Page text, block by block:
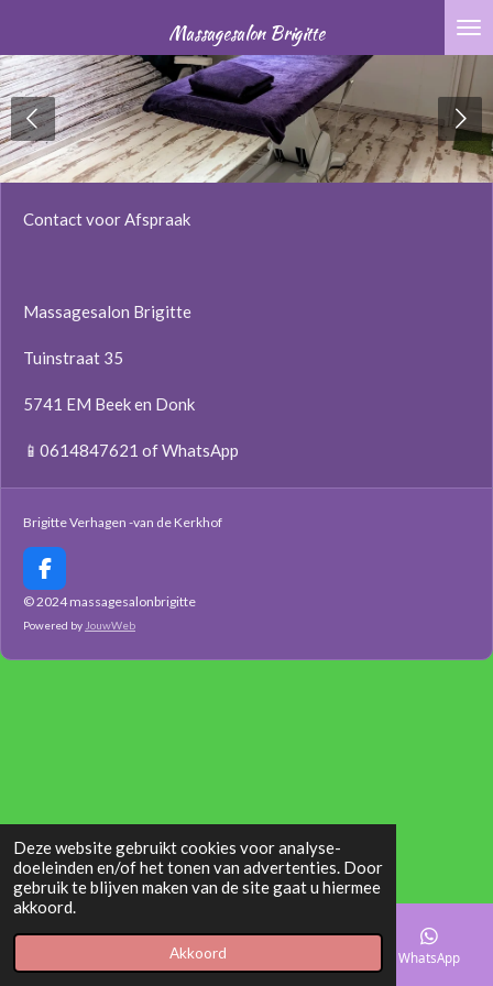
Deze website gebruikt cookies voor analyse-
doeleinden en/of het tonen van advertenties. Door
gebruik te blijven maken van de site gaat u hiermee
akkoord.
Akkoord
direct
naar
de
hoofdinhoud
Massagesalon Brigitte
Contact voor Afspraak
Massagesalon Brigitte
Tuinstraat 35
5741 EM Beek en Donk
📱0614847621 of WhatsApp
Brigitte Verhagen -van de Kerkhof
F
a
e
b
© 2024 massagesalonbrigitte
Powered by JouwWeb
Telefoonnummer WhatsApp